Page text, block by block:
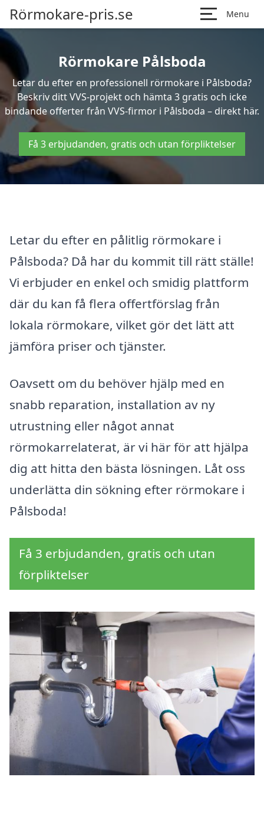
Rörmokare-pris.se Menu
Rörmokare Pålsboda
Letar du efter en professionell rörmokare i Pålsboda?
Beskriv ditt VVS-projekt och hämta 3 gratis och icke
bindande offerter från VVS-firmor i Pålsboda – direkt här.
Få 3 erbjudanden, gratis och utan förpliktelser
Letar du efter en pålitlig rörmokare i
Pålsboda? Då har du kommit till rätt ställe!
Vi erbjuder en enkel och smidig plattform
där du kan få flera offertförslag från
lokala rörmokare, vilket gör det lätt att
jämföra priser och tjänster.
Oavsett om du behöver hjälp med en
snabb reparation, installation av ny
utrustning eller något annat
rörmokarrelaterat, är vi här för att hjälpa
dig att hitta den bästa lösningen. Låt oss
underlätta din sökning efter rörmokare i
Pålsboda!
Få 3 erbjudanden, gratis och utan
förpliktelser